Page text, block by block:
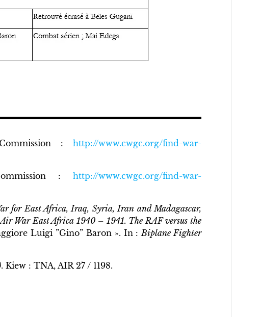
:http://www.cwgc.org/find-war-
:http://www.cwgc.org/find-war-
for East Africa, Iraq, Syria, Iran and Madagascar,
Air War East Africa 1940 – 1941. The RAF versus the
Luigi ”Gino” Baron ». In :Biplane Fighter
. Kiew : TNA, AIR 27 / 1198.